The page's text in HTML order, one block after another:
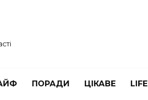
ПОРАДИ ЦІКАВЕ LIFE